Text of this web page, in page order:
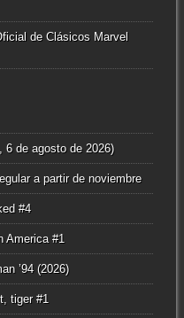
de Clásicos Marvel
6 de agosto de 2026)
a partir de noviembre
#4
America #1
’94 (2026)
tiger #1